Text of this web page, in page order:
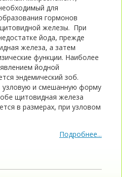
для
гормонов
железы. При
йода, прежде
железа, а затем
функции. Наиболее
йодной
эндемический зоб.
и смешанную форму
щитовидная железа
в размерах, при узловом
Подробнее...